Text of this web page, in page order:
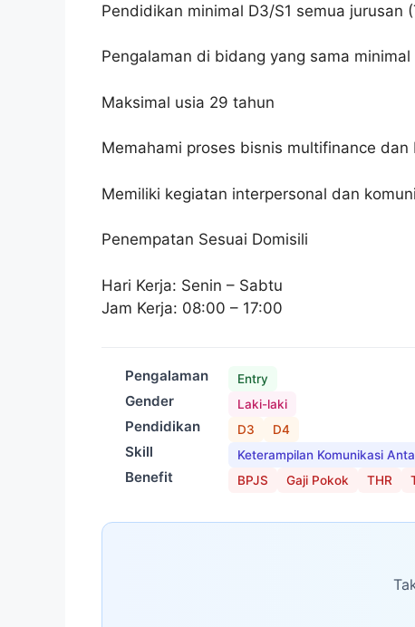
Pendidikan minimal D3/S1 semua jurusan
Pengalaman di bidang yang sama
Maksimal usia 29 tahun
Memahami proses bisnis multifinance
Memiliki kegiatan interpersonal dan
Penempatan Sesuai Domisili
Hari Kerja: Senin – Sabtu
Jam Kerja: 08:00 – 17:00
Pengalaman Entry
Gender Laki-laki
Pendidikan D3 D4
Skill Keterampilan Komunikasi
Benefit BPJS Gaji Pokok THR